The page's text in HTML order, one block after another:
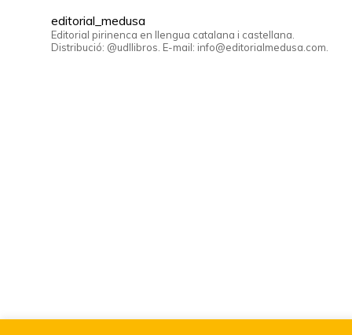
editorial_medusa
Editorial pirinenca en llengua catalana i castellana.
Distribució: @udllibros. E-mail: info@editorialmedusa.com.